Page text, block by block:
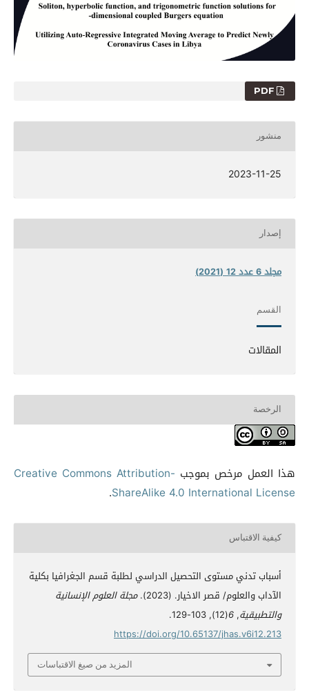
PDF
منشور
2023-11-25
إصدار
مجلد 6 عدد 12 (2021)
القسم
المقالات
الرخصة
هذا العمل مرخص بموجب Creative Commons Attribution-
ShareAlike 4.0 International License
.
كيفية الاقتباس
أسباب تدني مستوى التحصيل الدراسي لطلبة قسم الجغرافيا بكلية
الآداب والعلوم/ قصر الاخيار. (2023).
مجلة العلوم الإنسانية
والتطبيقية,
6
(12), 103-129.
https://doi.org/10.65137/jhas.v6i12.213
المزيد من صيغ الاقتباسات